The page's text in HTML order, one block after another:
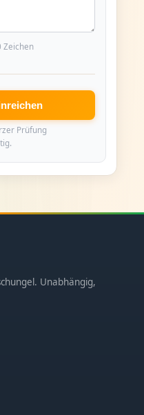
Zeichen
Prüfung
Unabhängig,